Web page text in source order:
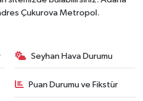
Çukurova Metropol.
Seyhan Hava Durumu
Puan Durumu ve Fikstür